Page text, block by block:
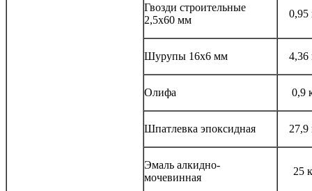
Гвозди строительные
2,5x60 мм
0,95
Шурупы 16x6 мм 4,36
Олифа 0,9
Шпатлевка эпоксидная 27,9
Эмаль алкидно-
мочевинная
25